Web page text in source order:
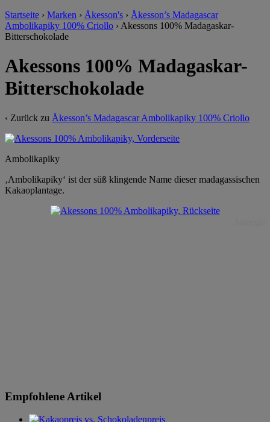
Startseite › Marken › Åkesson's › Åkesson’s Madagascar
Ambolikapiky 100% Criollo › Akessons 100% Madagaskar-
Bitterschokolade
Akessons 100% Madagaskar-
Bitterschokolade
‹ Zurück zu Åkesson’s Madagascar Ambolikapiky 100% Criollo
Ambolikapiky
‚Ambolikapiky‘ ist der süß klingende Name dieser madagassischen
Kakaoplantage.
Empfohlene Artikel